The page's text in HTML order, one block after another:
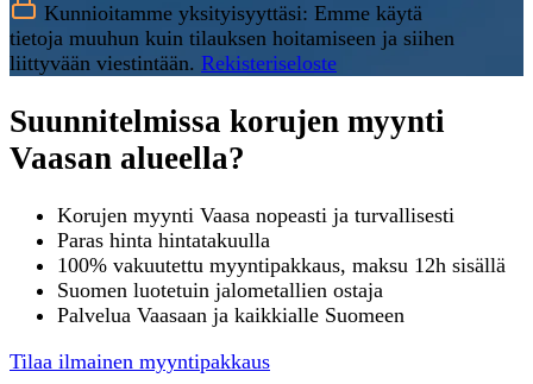
Kunnioitamme yksityisyyttäsi: Emme käytä
tietoja muuhun kuin tilauksen hoitamiseen ja siihen
liittyvään viestintään. Rekisteriseloste
Suunnitelmissa korujen myynti
Vaasan alueella?
Korujen myynti Vaasa nopeasti ja turvallisesti
Paras hinta hintatakuulla
100% vakuutettu myyntipakkaus, maksu 12h sisällä
Suomen luotetuin jalometallien ostaja
Palvelua Vaasaan ja kaikkialle Suomeen
Tilaa ilmainen myyntipakkaus